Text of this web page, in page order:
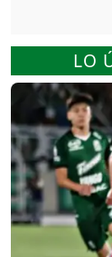
LO